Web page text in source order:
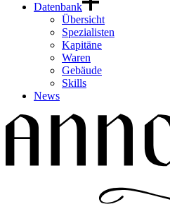
Datenbank
Übersicht
Spezialisten
Kapitäne
Waren
Gebäude
Skills
News